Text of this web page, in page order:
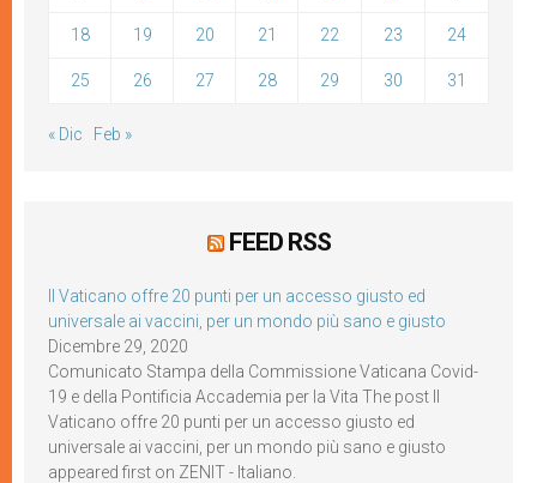
18 19 20 21 22 23 24
25 26 27 28 29 30 31
« Dic Feb »
FEED RSS
Il Vaticano offre 20 punti per un accesso giusto ed
universale ai vaccini, per un mondo più sano e giusto
Dicembre 29, 2020
Comunicato Stampa della Commissione Vaticana Covid-
19 e della Pontificia Accademia per la Vita The post Il
Vaticano offre 20 punti per un accesso giusto ed
universale ai vaccini, per un mondo più sano e giusto
appeared first on ZENIT - Italiano.